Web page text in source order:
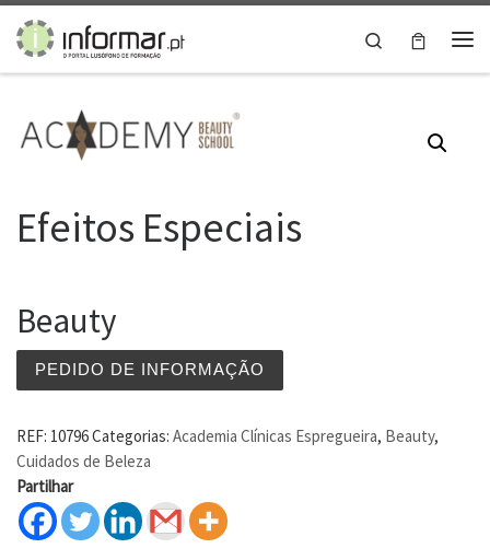
Skip to content
Search
Efeitos Especiais
Beauty
PEDIDO DE INFORMAÇÃO
REF: 10796Categorias: Academia Clínicas Espregueira, Beauty,
Cuidados de Beleza
Partilhar